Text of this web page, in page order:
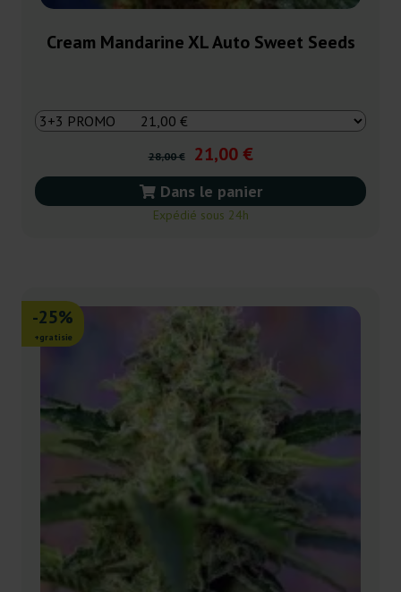
Cream Mandarine XL Auto Sweet Seeds
28,00 € 21,00 €
Dans le panier
Expédié sous 24h
-25%
+gratisie